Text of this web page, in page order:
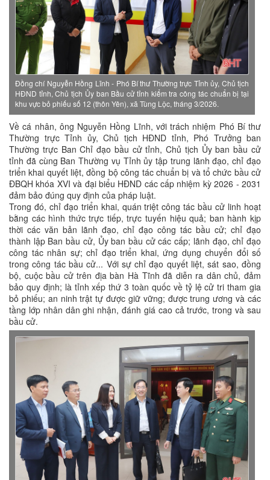
Đồng chí Nguyễn Hồng Lĩnh - Phó Bí thư Thường trực Tỉnh ủy, Chủ tịch
HĐND tỉnh, Chủ tịch Ủy ban Bầu cử tỉnh kiểm tra công tác chuẩn bị tại
khu vực bỏ phiếu số 12 (thôn Yên), xã Tùng Lộc, tháng 3/2026.
Về cá nhân, ông Nguyễn Hồng Lĩnh, với trách nhiệm Phó Bí thư
Thường trực Tỉnh ủy, Chủ tịch HĐND tỉnh, Phó Trưởng ban
Thường trực Ban Chỉ đạo bầu cử tỉnh, Chủ tịch Ủy ban bầu cử
tỉnh đã cùng Ban Thường vụ Tỉnh ủy tập trung lãnh đạo, chỉ đạo
triển khai quyết liệt, đồng bộ công tác chuẩn bị và tổ chức bầu cử
ĐBQH khóa XVI và đại biểu HĐND các cấp nhiệm kỳ 2026 - 2031
đảm bảo đúng quy định của pháp luật.
Trong đó, chỉ đạo triển khai, quán triệt công tác bầu cử linh hoạt
bằng các hình thức trực tiếp, trực tuyến hiệu quả; ban hành kịp
thời các văn bản lãnh đạo, chỉ đạo công tác bầu cử; chỉ đạo
thành lập Ban bầu cử, Ủy ban bầu cử các cấp; lãnh đạo, chỉ đạo
công tác nhân sự; chỉ đạo triển khai, ứng dụng chuyển đổi số
trong công tác bầu cử... Với sự chỉ đạo quyết liệt, sát sao, đồng
bộ, cuộc bầu cử trên địa bàn Hà Tĩnh đã diễn ra dân chủ, đảm
bảo quy định; là tỉnh xếp thứ 3 toàn quốc về tỷ lệ cử tri tham gia
bỏ phiếu; an ninh trật tự được giữ vững; được trung ương và các
tầng lớp nhân dân ghi nhận, đánh giá cao cả trước, trong và sau
bầu cử.